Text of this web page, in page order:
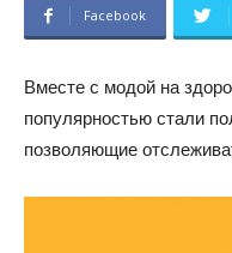
Facebook
Вместе с модой на
популярностью стали
позволяющие